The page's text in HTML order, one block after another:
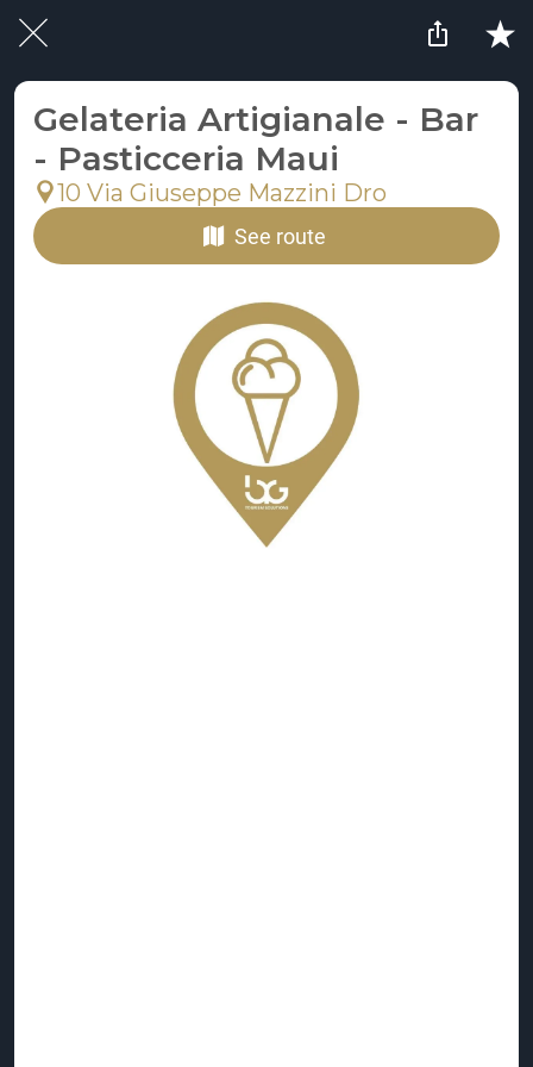
Gelateria Artigianale - Bar
- Pasticceria Maui
10 Via Giuseppe Mazzini Dro
See route